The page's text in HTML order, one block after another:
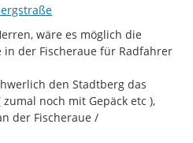
wäre es möglich die
der Fischeraue für Radfahrer
den Stadtberg das
noch mit Gepäck etc ),
der Fischeraue /